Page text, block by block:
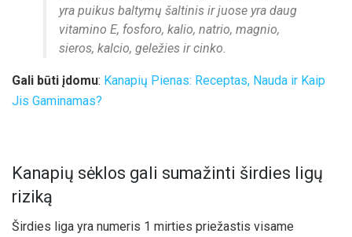
yra puikus baltymų šaltinis ir juose yra daug
vitamino E, fosforo, kalio, natrio, magnio,
sieros, kalcio, geležies ir cinko.
Gali būti įdomu: Kanapių Pienas: Receptas, Nauda ir Kaip
Jis Gaminamas?
Kanapių sėklos gali sumažinti širdies ligų
riziką
Širdies liga yra numeris 1 mirties priežastis visame